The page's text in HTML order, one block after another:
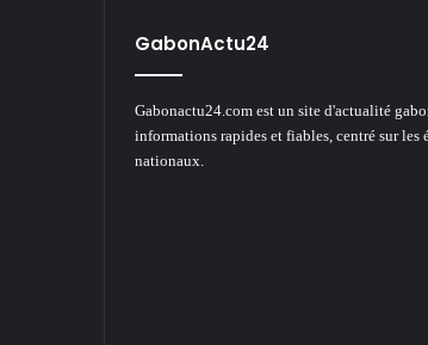
GabonActu24
Gabonactu24.com est un site d'actualité
informations rapides et fiables, centré sur les
nationaux.